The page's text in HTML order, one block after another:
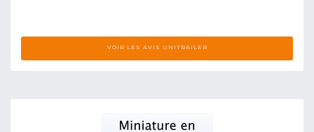
VOIR LES AVIS UNITRAILER